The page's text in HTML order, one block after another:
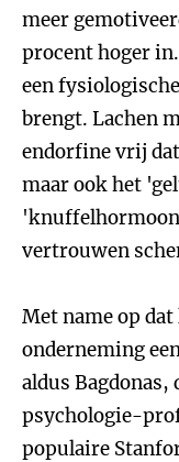
meer
procent hoger
een
brengt. Lachen
endorfine vrij
maar ook het
vertrouwen
Met name op
onderneming
aldus
psychologie-
populaire